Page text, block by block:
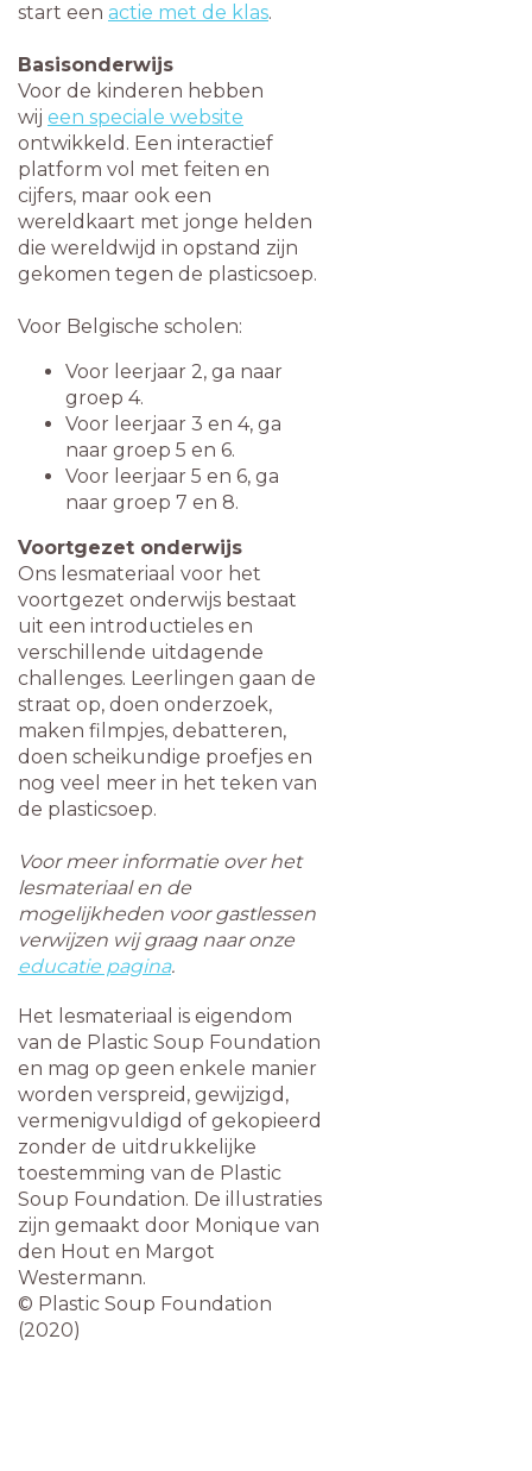
start een actie met de klas.
Basisonderwijs
Voor de kinderen hebben
wij een speciale website
ontwikkeld. Een interactief
platform vol met feiten en
cijfers, maar ook een
wereldkaart met jonge helden
die wereldwijd in opstand zijn
gekomen tegen de plasticsoep.
Voor Belgische scholen:
Voor leerjaar 2, ga naar
groep 4.
Voor leerjaar 3 en 4, ga
naar groep 5 en 6.
Voor leerjaar 5 en 6, ga
naar groep 7 en 8.
Voortgezet onderwijs
Ons lesmateriaal voor het
voortgezet onderwijs bestaat
uit een introductieles en
verschillende uitdagende
challenges. Leerlingen gaan de
straat op, doen onderzoek,
maken filmpjes, debatteren,
doen scheikundige proefjes en
nog veel meer in het teken van
de plasticsoep.
Voor meer informatie over het
lesmateriaal en de
mogelijkheden voor gastlessen
verwijzen wij graag naar onze
educatie pagina.
Het lesmateriaal is eigendom
van de Plastic Soup Foundation
en mag op geen enkele manier
worden verspreid, gewijzigd,
vermenigvuldigd of gekopieerd
zonder de uitdrukkelijke
toestemming van de Plastic
Soup Foundation. De illustraties
zijn gemaakt door Monique van
den Hout en Margot
Westermann.
©️ Plastic Soup Foundation
(2020)